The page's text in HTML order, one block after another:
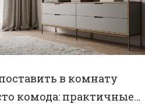
в комнату
комода: практичные